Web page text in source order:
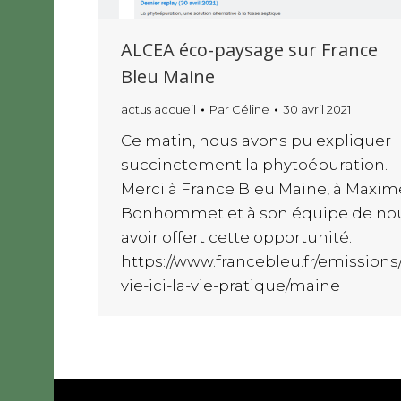
ALCEA éco-paysage sur France
Bleu Maine
actus accueil Par Céline 30 avril 2021
Ce matin, nous avons pu expliquer
succinctement la phytoépuration.
Merci à France Bleu Maine, à
Bonhommet et à son équipe de
avoir offert cette opportunité.
https://www.francebleu.fr/
vie-ici-la-vie-pratique/maine